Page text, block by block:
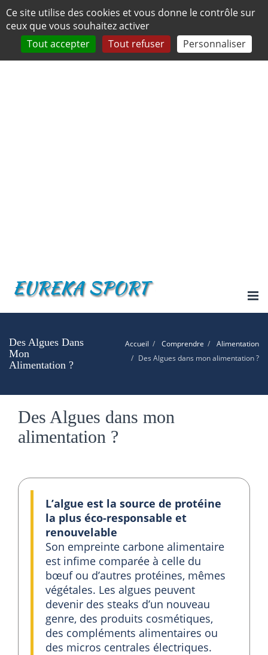
Des Algues Dans
Mon
Alimentation ?
Accueil Comprendre
Alimentation
Des Algues dans mon alimentation ?
Des Algues dans mon
alimentation ?
L’algue est la source de protéine
la plus éco-responsable et
renouvelable
Son empreinte carbone alimentaire
est infime comparée à celle du
bœuf ou d’autres protéines, mêmes
végétales. Les algues peuvent
devenir des steaks d’un nouveau
genre, des produits cosmétiques,
des compléments alimentaires ou
des micros centrales électriques.
Panneau de gestion des cookies
Ce site utilise des cookies et vous donne le contrôle sur
ceux que vous souhaitez activer
Tout accepter
Tout refuser Personnaliser